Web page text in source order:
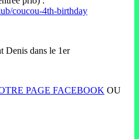
coucou-4th-birthday
Denis dans le 1er
PAGE FACEBOOK OU